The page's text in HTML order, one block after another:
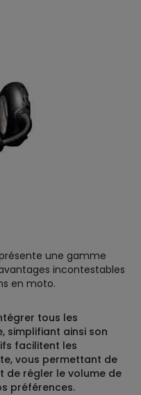
une gamme
incontestables
en moto.
tous les
simplifiant ainsi son
facilitent les
vous permettant de
de régler le volume de
préférences.